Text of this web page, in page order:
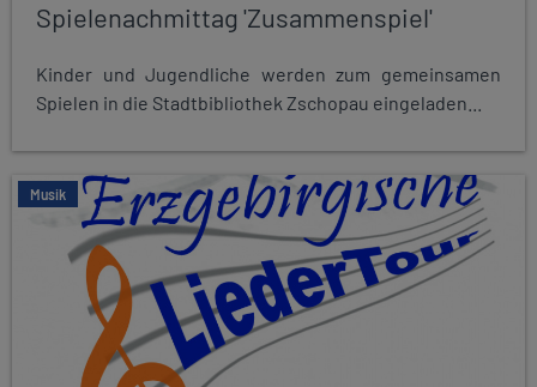
Spielenachmittag 'Zusammenspiel'
Kinder und Jugendliche werden zum gemeinsamen
Spielen in die Stadtbibliothek Zschopau eingeladen...
Musik